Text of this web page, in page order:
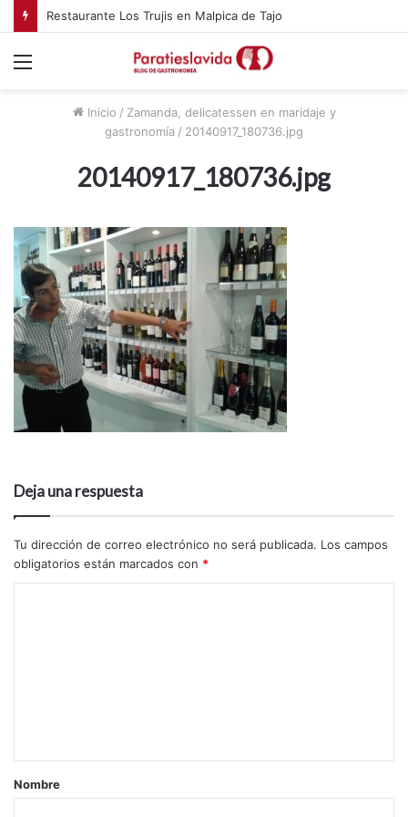
Restaurante Los Trujis en Malpica de Tajo
Inicio / Zamanda, delicatessen en maridaje y
gastronomía / 20140917_180736.jpg
20140917_180736.jpg
Deja una respuesta
Tu dirección de correo electrónico no será publicada. Los campos
obligatorios están marcados con *
Nombre